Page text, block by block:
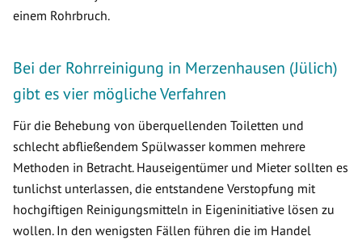
einem Rohrbruch.
Bei der Rohrreinigung in Merzenhausen (Jülich)
gibt es vier mögliche Verfahren
Für die Behebung von überquellenden Toiletten und
schlecht abfließendem Spülwasser kommen mehrere
Methoden in Betracht. Hauseigentümer und Mieter sollten es
tunlichst unterlassen, die entstandene Verstopfung mit
hochgiftigen Reinigungsmitteln in Eigeninitiative lösen zu
wollen. In den wenigsten Fällen führen die im Handel